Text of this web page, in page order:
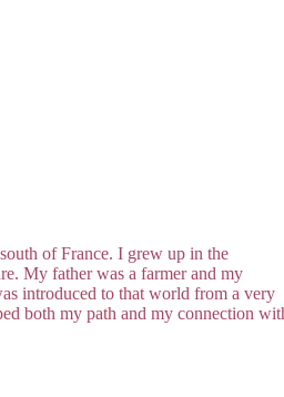
south of France. I grew up in the
My father was a farmer and my
introduced to that world from a very
both my path and my connection